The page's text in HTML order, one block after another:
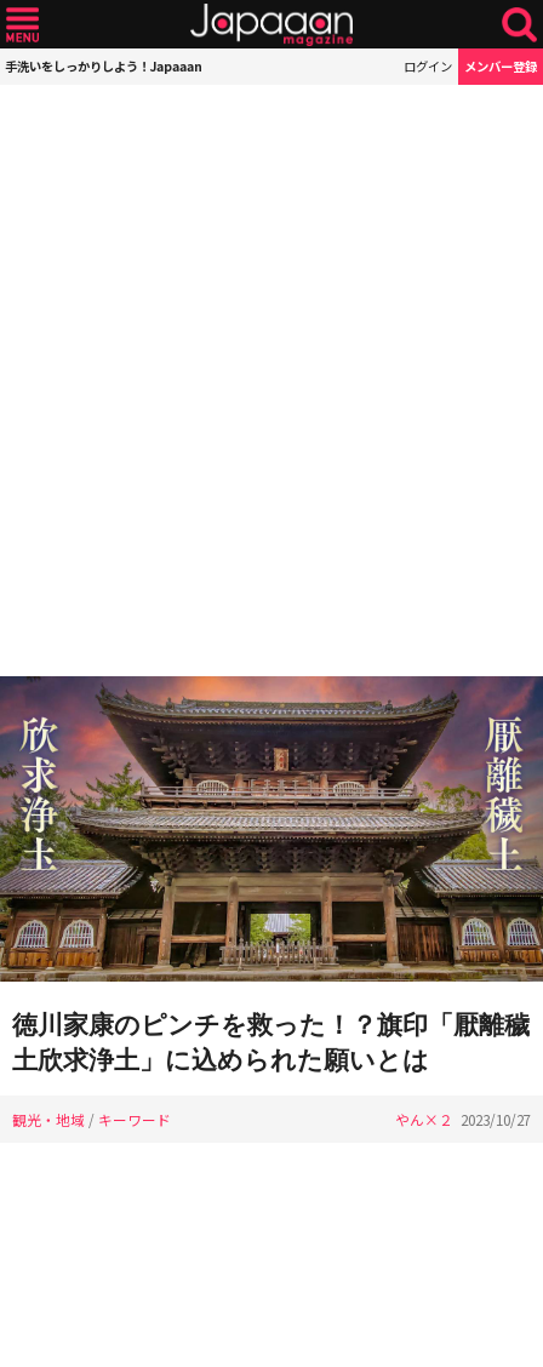
手洗いをしっかりしよう！Japaaan ログイン メンバー登録
徳川家康のピンチを救った！？旗印「厭離穢
土欣求浄土」に込められた願いとは
観光・地域 / キーワード やん×２ 2023/10/27